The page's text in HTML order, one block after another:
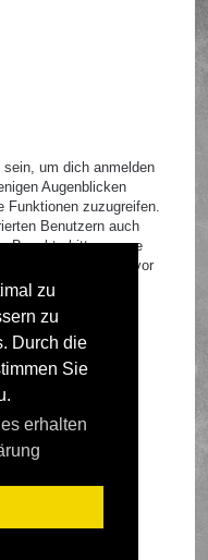
zu
zu
Durch die
Sie
erhalten
um dich anmelden
Augenblicken
Funktionen zuzugreifen.
Benutzern auch
Beachte bitte unsere
Regelungen, bevor
die jeweiligen
bewegst.
phpBB.de